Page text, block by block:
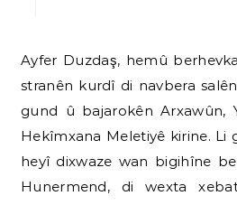
Ayfer Duzdaş, hemû berhevkarîya xwe ya ku li ser
stranên kurdî di navbera
gund û bajarokên Arxawûn,
Hekîmxana Meletiyê kirine. Li
heyî dixwaze wan bigihîne
Hunermend, di wexta